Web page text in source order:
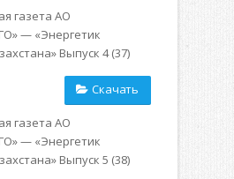
газета АО
— «Энергетик
Выпуск 4 (37)
Скачать
газета АО
— «Энергетик
Выпуск 5 (38)